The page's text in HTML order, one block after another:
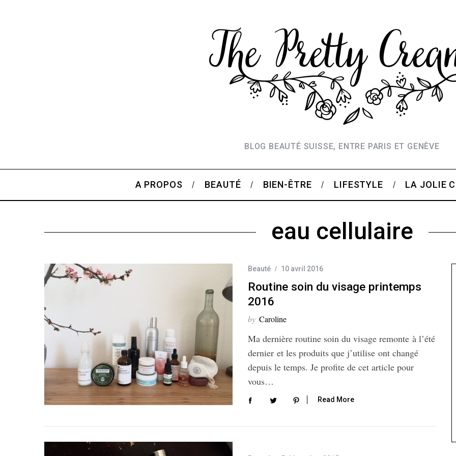
BLOG BEAUTÉ SUISSE, ENTRE PARIS ET GENÈVE
A PROPOS BEAUTÉ BIEN-ÊTRE LIFESTYLE LA JOLIE
eau cellulaire
Beauté 10 avril 2016
Routine soin du visage printemps
2016
by Caroline
Ma dernière routine soin du visage remonte à l’été
dernier et les produits que j’utilise ont changé
depuis le temps. Je profite de cet article pour
vous…
Read More